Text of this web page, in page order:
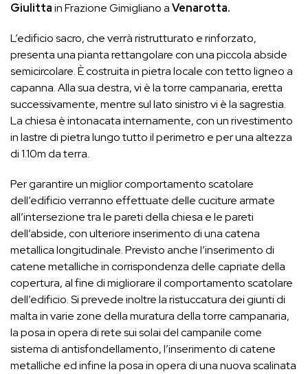
Giulittain Frazione Gimigliano aVenarotta.
L’edificio sacro, che verrà ristrutturato e rinforzato,
presenta una pianta rettangolare con una piccola abside
semicircolare. È costruita in pietra locale con tetto ligneo a
capanna. Alla sua destra, vi è la torre campanaria, eretta
successivamente, mentre sul lato sinistro vi è la sagrestia.
La chiesa è intonacata internamente, con un rivestimento
in lastre di pietra lungo tutto il perimetro e per una altezza
di 1.10m da terra.
Per garantire un miglior comportamento scatolare
dell’edificio verranno effettuate delle cuciture armate
all’intersezione tra le pareti della chiesa e le pareti
dell’abside, con ulteriore inserimento di una catena
metallica longitudinale. Previsto anche l’inserimento di
catene metalliche in corrispondenza delle capriate della
copertura, al fine di migliorare il comportamento scatolare
dell’edificio. Si prevede inoltre la ristuccatura dei giunti di
malta in varie zone della muratura della torre campanaria,
la posa in opera di rete sui solai del campanile come
sistema di antisfondellamento, l’inserimento di catene
metalliche ed infine la posa in opera di una nuova scalinata